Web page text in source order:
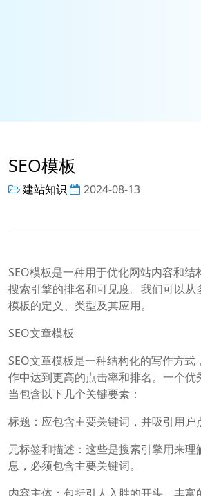
SEO模板
建站知识 2024-08-13
SEO模板是一种用于优化网站内容和结
搜索引擎的排名和可见度。我们可以从
模板的定义、类型及其应用。
SEO文章模板
SEO文章模板是一种结构化的写作方式
作中达到更高的点击率和排名。一个优
当包含以下几个关键要素：
标题：应包含主要关键词，并吸引用户
元标签和描述：这些是搜索引擎用来
息，必须包含主要关键词。